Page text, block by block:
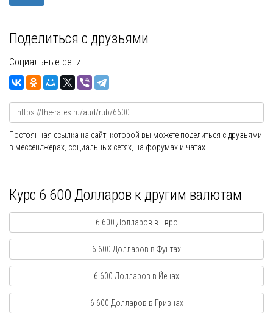
Поделиться с друзьями
Социальные сети:
Постоянная ссылка на сайт, которой вы можете поделиться с друзьями
в мессенджерах, социальных сетях, на форумах и чатах.
Курс 6 600 Долларов к другим валютам
6 600 Долларов в Евро
6 600 Долларов в Фунтах
6 600 Долларов в Йенах
6 600 Долларов в Гривнах